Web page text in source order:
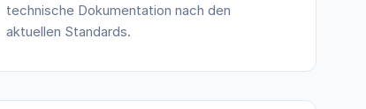
technische Dokumentation nach den
aktuellen Standards.